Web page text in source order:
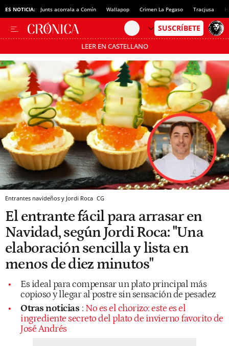
ES NOTICIA: Junts acorrala a Comín Wallapop Crimen La Pegaso Tracjusa
LEER EN CASTELLANO
Pásate al MODO AHORRO
Entrantes navideños y Jordi Roca CG
El entrante fácil para arrasar en
Navidad, según Jordi Roca: "Una
elaboración sencilla y lista en
menos de diez minutos"
Es ideal para compensar un plato principal más
copioso y llegar al postre sin sensación de pesadez
Otras noticias : No es el chorizo: este es el
ingrediente secreto del plato de invierno favorito de
José Andrés